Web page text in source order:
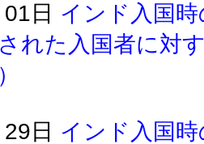
日 インド入国
れた入国者に対
日 インド入国